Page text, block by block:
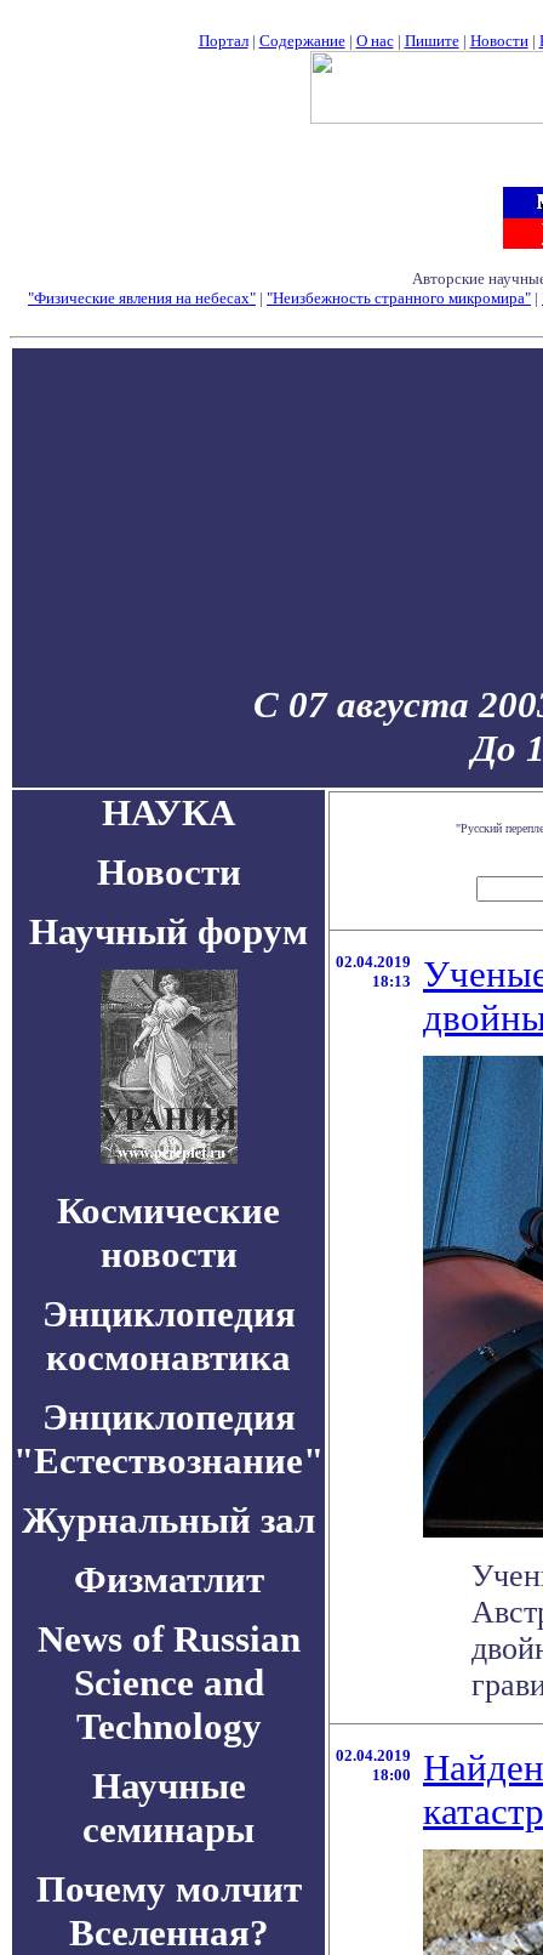
Портал| Содержание| О нас| Пишите| Новости|
Авторские
"Физические явления на небесах" | "Неизбежность странного микромира" |
С 07 августа
До
НАУКА
Новости
Научный форум
Космические
новости
Энциклопедия
космонавтика
Энциклопедия
"Естествознание"
Журнальный зал
Физматлит
News of Russian
Science and
Technology
Научные
семинары
Почему молчит
Вселенная?
"Русский
02.04.2019
18:13
02.04.2019
18:00